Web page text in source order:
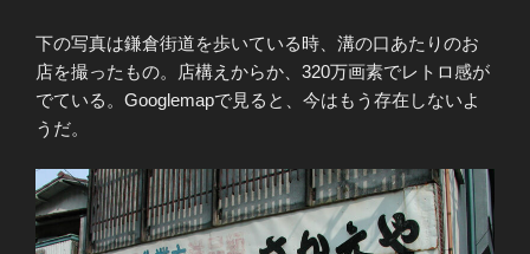
下の写真は鎌倉街道を歩いている時、溝の口あたりのお
店を撮ったもの。店構えからか、320万画素でレトロ感が
でている。Googlemapで見ると、今はもう存在しないよ
うだ。